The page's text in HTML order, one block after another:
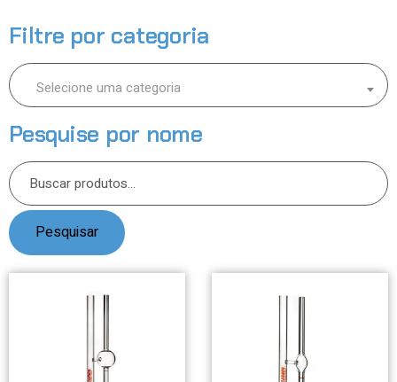
Filtre por categoria
Selecione uma categoria
Pesquise por nome
Pesquisar